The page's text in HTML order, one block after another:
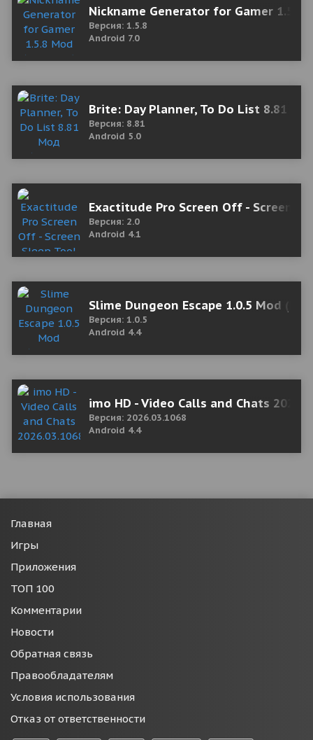
Nickname Generator for Gamer 1.5.8
Версия: 1.5.8
Android 7.0
Brite: Day Planner, To Do List 8.81
Версия: 8.81
Android 5.0
Exactitude Pro Screen Off - Screen
Версия: 2.0
Android 4.1
Slime Dungeon Escape 1.0.5 Mod
Версия: 1.0.5
Android 4.4
imo HD - Video Calls and Chats
Версия: 2026.03.1068
Android 4.4
Главная
Игры
Приложения
ТОП 100
Комментарии
Новости
Обратная связь
Правообладателям
Условия использования
Отказ от ответственности